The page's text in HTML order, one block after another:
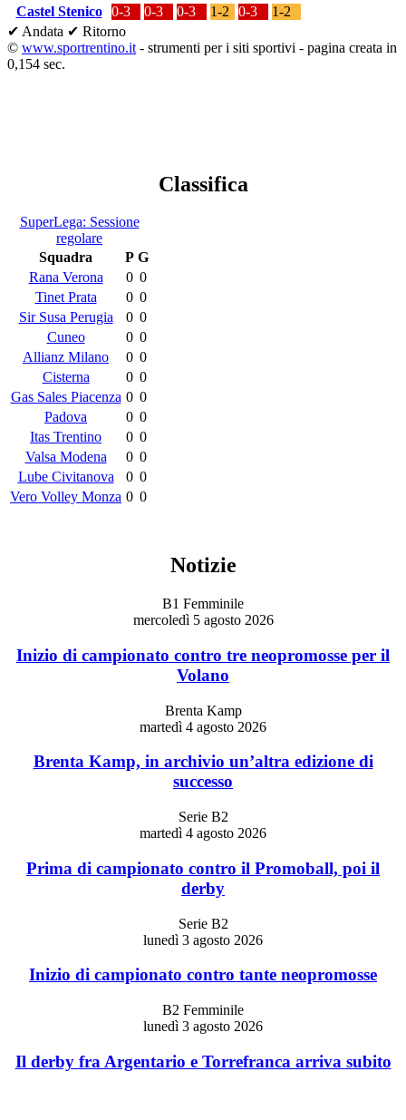
Castel Stenico
0-3 0-3 0-3 1-2 0-3
1-2
✔ Andata ✔ Ritorno
© www.sportrentino.it - strumenti per i siti sportivi - pagina creata in
0,154 sec.
Classifica
SuperLega: Sessione
regolare
Squadra
P G
Rana Verona
0 0
Tinet Prata
0 0
Sir Susa Perugia
0 0
Cuneo
0 0
Allianz Milano
0 0
Cisterna
0 0
Gas Sales Piacenza 0 0
Padova
0 0
Itas Trentino
0 0
Valsa Modena
0 0
Lube Civitanova
0 0
Vero Volley Monza 0 0
Notizie
B1 Femminile
mercoledì 5 agosto 2026
Inizio di campionato contro tre neopromosse per il
Volano
Brenta Kamp
martedì 4 agosto 2026
Brenta Kamp, in archivio un’altra edizione di
successo
Serie B2
martedì 4 agosto 2026
Prima di campionato contro il Promoball, poi il
derby
Serie B2
lunedì 3 agosto 2026
Inizio di campionato contro tante neopromosse
B2 Femminile
lunedì 3 agosto 2026
Il derby fra Argentario e Torrefranca arriva subito